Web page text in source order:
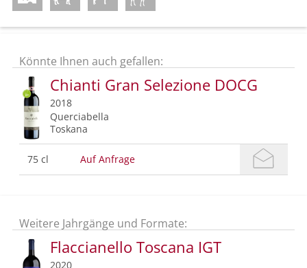
Könnte Ihnen auch gefallen:
Chianti Gran Selezione DOCG
2018
Querciabella
Toskana
75 cl Auf Anfrage
Weitere Jahrgänge und Formate:
Flaccianello Toscana IGT
2020